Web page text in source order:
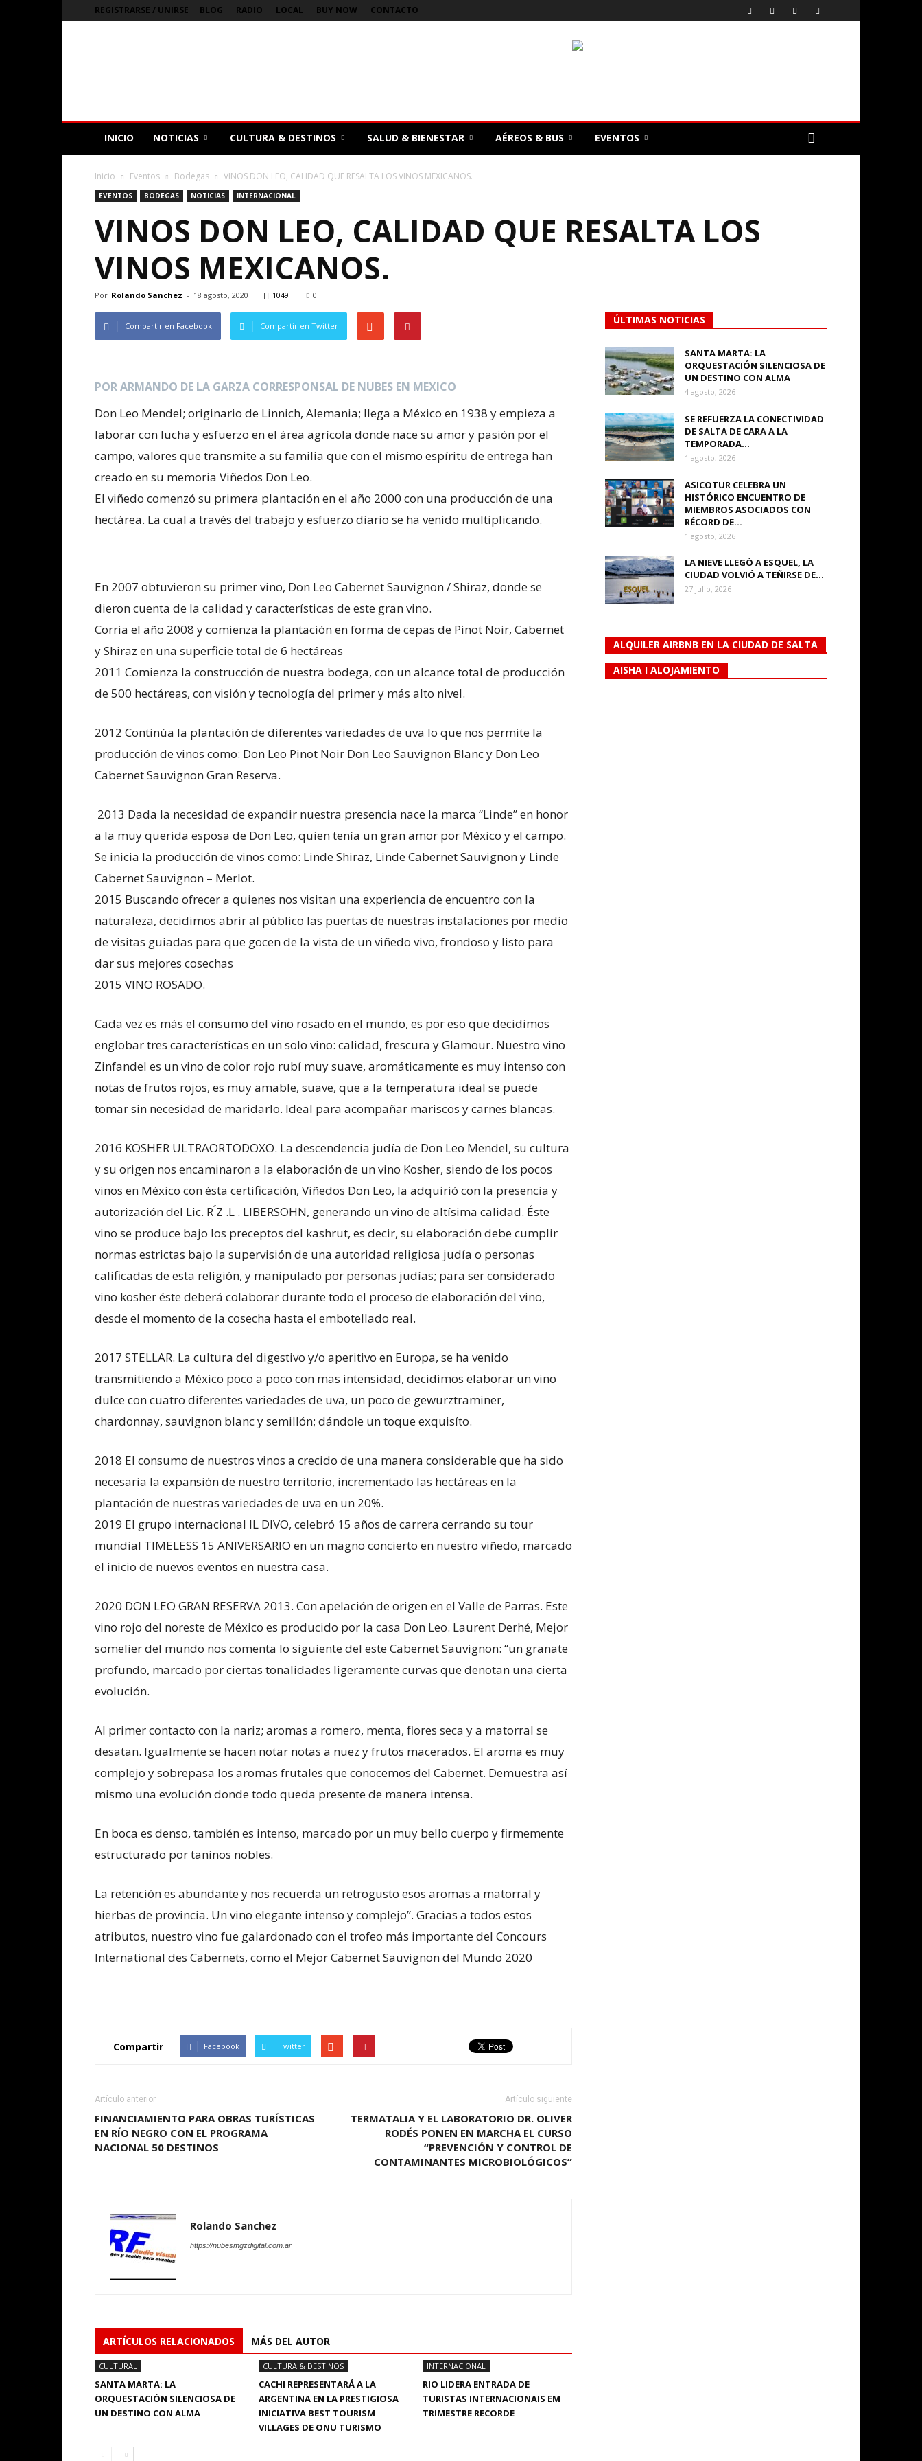
REGISTRARSE / UNIRSE BLOG RADIO LOCAL BUY NOW CONTACTO
de
Argentina
INICIO NOTICIAS CULTURA & DESTINOS SALUD & BIENESTAR AÉREOS & BUS EVENTOS
Inicio Eventos Bodegas VINOS DON LEO, CALIDAD QUE RESALTA LOS VINOS MEXICANOS.
EVENTOS BODEGAS NOTICIAS INTERNACIONAL
VINOS DON LEO, CALIDAD QUE RESALTA LOS
VINOS MEXICANOS.
Por Rolando Sanchez - 18 agosto, 2020 1049 0
Compartir en Facebook Compartir en Twitter
POR ARMANDO DE LA GARZA CORRESPONSAL DE NUBES EN MEXICO
Don Leo Mendel; originario de Linnich, Alemania; llega a México en 1938 y empieza a
laborar con lucha y esfuerzo en el área agrícola donde nace su amor y pasión por el
campo, valores que transmite a su familia que con el mismo espíritu de entrega han
creado en su memoria Viñedos Don Leo.
El viñedo comenzó su primera plantación en el año 2000 con una producción de una
hectárea. La cual a través del trabajo y esfuerzo diario se ha venido multiplicando.
En 2007 obtuvieron su primer vino, Don Leo Cabernet Sauvignon / Shiraz, donde se
dieron cuenta de la calidad y características de este gran vino.
Corria el año 2008 y comienza la plantación en forma de cepas de Pinot Noir, Cabernet
y Shiraz en una superficie total de 6 hectáreas
2011 Comienza la construcción de nuestra bodega, con un alcance total de producción
de 500 hectáreas, con visión y tecnología del primer y más alto nivel.
2012 Continúa la plantación de diferentes variedades de uva lo que nos permite la
producción de vinos como: Don Leo Pinot Noir Don Leo Sauvignon Blanc y Don Leo
Cabernet Sauvignon Gran Reserva.
2013 Dada la necesidad de expandir nuestra presencia nace la marca “Linde” en honor
a la muy querida esposa de Don Leo, quien tenía un gran amor por México y el campo.
Se inicia la producción de vinos como: Linde Shiraz, Linde Cabernet Sauvignon y Linde
Cabernet Sauvignon – Merlot.
2015 Buscando ofrecer a quienes nos visitan una experiencia de encuentro con la
naturaleza, decidimos abrir al público las puertas de nuestras instalaciones por medio
de visitas guiadas para que gocen de la vista de un viñedo vivo, frondoso y listo para
dar sus mejores cosechas
2015 VINO ROSADO.
Cada vez es más el consumo del vino rosado en el mundo, es por eso que decidimos
englobar tres características en un solo vino: calidad, frescura y Glamour. Nuestro vino
Zinfandel es un vino de color rojo rubí muy suave, aromáticamente es muy intenso con
notas de frutos rojos, es muy amable, suave, que a la temperatura ideal se puede
tomar sin necesidad de maridarlo. Ideal para acompañar mariscos y carnes blancas.
2016 KOSHER ULTRAORTODOXO. La descendencia judía de Don Leo Mendel, su cultura
y su origen nos encaminaron a la elaboración de un vino Kosher, siendo de los pocos
vinos en México con ésta certificación, Viñedos Don Leo, la adquirió con la presencia y
autorización del Lic. R ́Z .L . LIBERSOHN, generando un vino de altísima calidad. Éste
vino se produce bajo los preceptos del kashrut, es decir, su elaboración debe cumplir
normas estrictas bajo la supervisión de una autoridad religiosa judía o personas
calificadas de esta religión, y manipulado por personas judías; para ser considerado
vino kosher éste deberá colaborar durante todo el proceso de elaboración del vino,
desde el momento de la cosecha hasta el embotellado real.
2017 STELLAR. La cultura del digestivo y/o aperitivo en Europa, se ha venido
transmitiendo a México poco a poco con mas intensidad, decidimos elaborar un vino
dulce con cuatro diferentes variedades de uva, un poco de gewurztraminer,
chardonnay, sauvignon blanc y semillón; dándole un toque exquisíto.
2018 El consumo de nuestros vinos a crecido de una manera considerable que ha sido
necesaria la expansión de nuestro territorio, incrementado las hectáreas en la
plantación de nuestras variedades de uva en un 20%.
2019 El grupo internacional IL DIVO, celebró 15 años de carrera cerrando su tour
mundial TIMELESS 15 ANIVERSARIO en un magno concierto en nuestro viñedo, marcado
el inicio de nuevos eventos en nuestra casa.
2020 DON LEO GRAN RESERVA 2013. Con apelación de origen en el Valle de Parras. Este
vino rojo del noreste de México es producido por la casa Don Leo. Laurent Derhé, Mejor
somelier del mundo nos comenta lo siguiente del este Cabernet Sauvignon: “un granate
profundo, marcado por ciertas tonalidades ligeramente curvas que denotan una cierta
evolución.
Al primer contacto con la nariz; aromas a romero, menta, flores seca y a matorral se
desatan. Igualmente se hacen notar notas a nuez y frutos macerados. El aroma es muy
complejo y sobrepasa los aromas frutales que conocemos del Cabernet. Demuestra así
mismo una evolución donde todo queda presente de manera intensa.
En boca es denso, también es intenso, marcado por un muy bello cuerpo y firmemente
estructurado por taninos nobles.
La retención es abundante y nos recuerda un retrogusto esos aromas a matorral y
hierbas de provincia. Un vino elegante intenso y complejo”. Gracias a todos estos
atributos, nuestro vino fue galardonado con el trofeo más importante del Concours
International des Cabernets, como el Mejor Cabernet Sauvignon del Mundo 2020
Compartir Facebook Twitter
Artículo anterior
FINANCIAMIENTO PARA OBRAS TURÍSTICAS
EN RÍO NEGRO CON EL PROGRAMA
NACIONAL 50 DESTINOS
Artículo siguiente
TERMATALIA Y EL LABORATORIO DR. OLIVER
RODÉS PONEN EN MARCHA EL CURSO
“PREVENCIÓN Y CONTROL DE
CONTAMINANTES MICROBIOLÓGICOS”
Rolando Sanchez
https://nubesmgzdigital.com.ar
ARTÍCULOS RELACIONADOS MÁS DEL AUTOR
CULTURAL
SANTA MARTA: LA
ORQUESTACIÓN SILENCIOSA DE
UN DESTINO CON ALMA
CULTURA & DESTINOS
CACHI REPRESENTARÁ A LA
ARGENTINA EN LA PRESTIGIOSA
INICIATIVA BEST TOURISM
VILLAGES DE ONU TURISMO
INTERNACIONAL
RIO LIDERA ENTRADA DE
TURISTAS INTERNACIONAIS EM
TRIMESTRE RECORDE
ÚLTIMAS NOTICIAS
SANTA MARTA: LA
ORQUESTACIÓN SILENCIOSA DE
UN DESTINO CON ALMA
4 agosto, 2026
SE REFUERZA LA CONECTIVIDAD
DE SALTA DE CARA A LA
TEMPORADA...
1 agosto, 2026
ASICOTUR CELEBRA UN
HISTÓRICO ENCUENTRO DE
MIEMBROS ASOCIADOS CON
RÉCORD DE...
1 agosto, 2026
LA NIEVE LLEGÓ A ESQUEL, LA
CIUDAD VOLVIÓ A TEÑIRSE DE...
27 julio, 2026
ALQUILER AIRBNB EN LA CIUDAD DE SALTA
AISHA I ALOJAMIENTO